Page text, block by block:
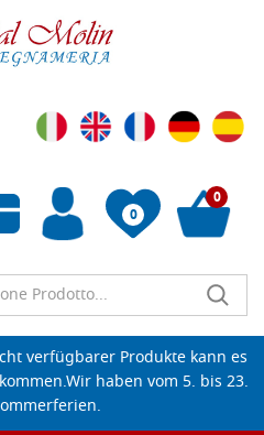
0
leeren
0
verfügbarer Produkte kann es
haben vom 5. bis 23.